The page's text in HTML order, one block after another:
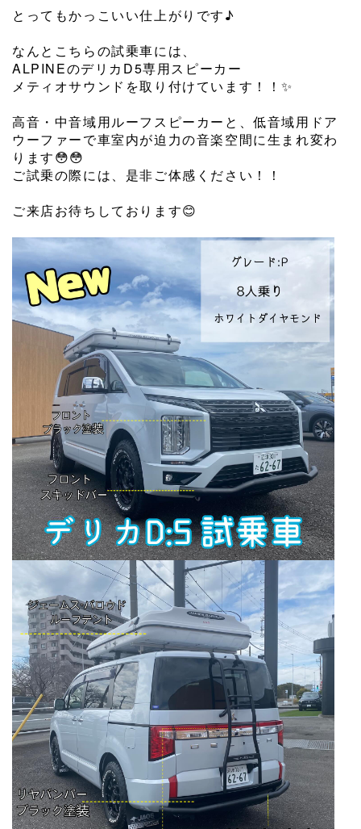
とってもかっこいい仕上がりです♪
なんとこちらの試乗車には、
ALPINEのデリカD5専用スピーカー
メティオサウンドを取り付けています！！✨
高音・中音域用ルーフスピーカーと、低音域用ドア
ウーファーで車室内が迫力の音楽空間に生まれ変わ
ります😳😳
ご試乗の際には、是非ご体感ください！！
ご来店お待ちしております😊